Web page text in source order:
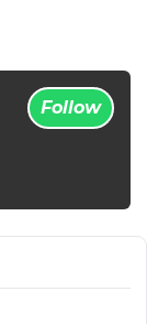
Follow